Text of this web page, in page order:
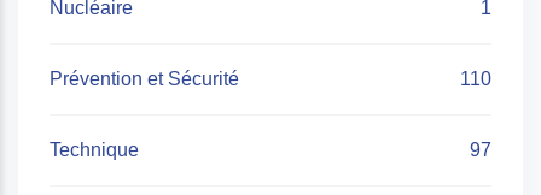
Nucléaire 1
Prévention et Sécurité 110
Technique 97